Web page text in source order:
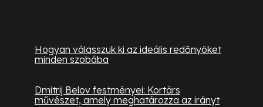
Hogyan válasszuk ki az ideális redőnyöket
minden szobába
Dmitrij Belov festményei: Kortárs
művészet, amely meghatározza az irányt